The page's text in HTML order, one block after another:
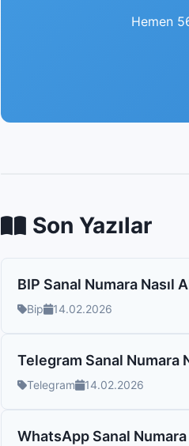
Hemen
Son Yazılar
BIP Sanal Numara Nasıl
Bip 14.02.2026
Telegram Sanal Numara
Telegram 14.02.2026
WhatsApp Sanal Numara